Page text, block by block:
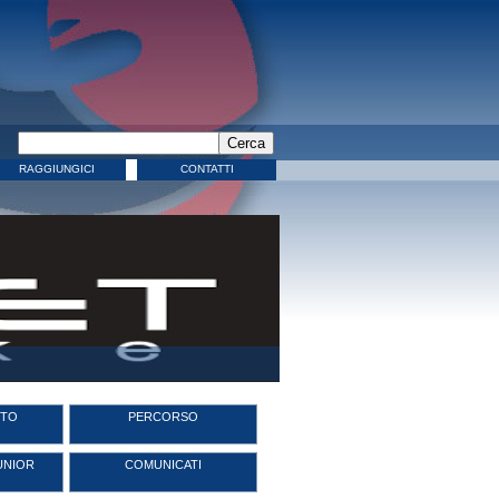
RAGGIUNGICI CONTATTI
PERCORSO
COMUNICATI